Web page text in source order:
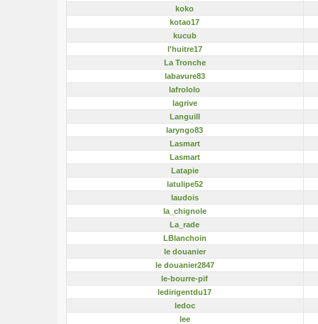
koko
kotao17
kucub
l'huitre17
La Tronche
labavure83
lafrololo
lagrive
Languill
laryngo83
Lasmart
Lasmart
Latapie
latulipe52
laudois
la_chignole
La_rade
LBlanchoin
le douanier
le douanier2847
le-bourre-pif
ledirigentdu17
ledoc
lee